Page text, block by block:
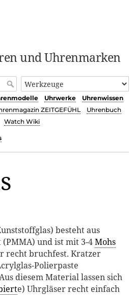
und Uhrenmarken
Uhrwerke
Uhrenwissen
ZEITGEFÜHL
Uhrenbuch
Watch Wiki
besteht aus
und ist mit 3-4Mohs
recht bruchfest. Kratzer
Polierpaste
diesem Material lassen sich
e) Uhrgläser recht einfach